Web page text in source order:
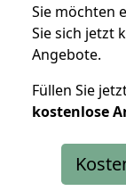
Sie möchten
Sie sich jetzt
Angebote.
Füllen Sie
kostenlose